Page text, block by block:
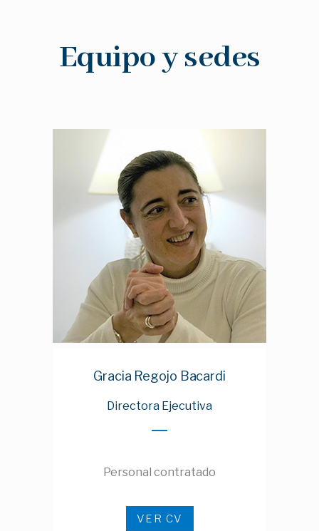
Equipo y sedes
Ver CV
Gracia Regojo Bacardi
Directora Ejecutiva
Personal contratado
VER CV